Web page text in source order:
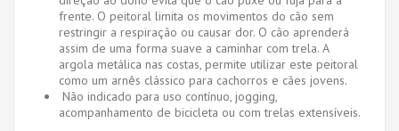
frente. O peitoral limita os movimentos do cão sem
restringir a respiração ou causar dor. O cão aprenderá
assim de uma forma suave a caminhar com trela. A
argola metálica nas costas, permite utilizar este peitoral
como um arnês clássico para cachorros e cães jovens.
Não indicado para uso contínuo, jogging,
acompanhamento de bicicleta ou com trelas extensíveis.